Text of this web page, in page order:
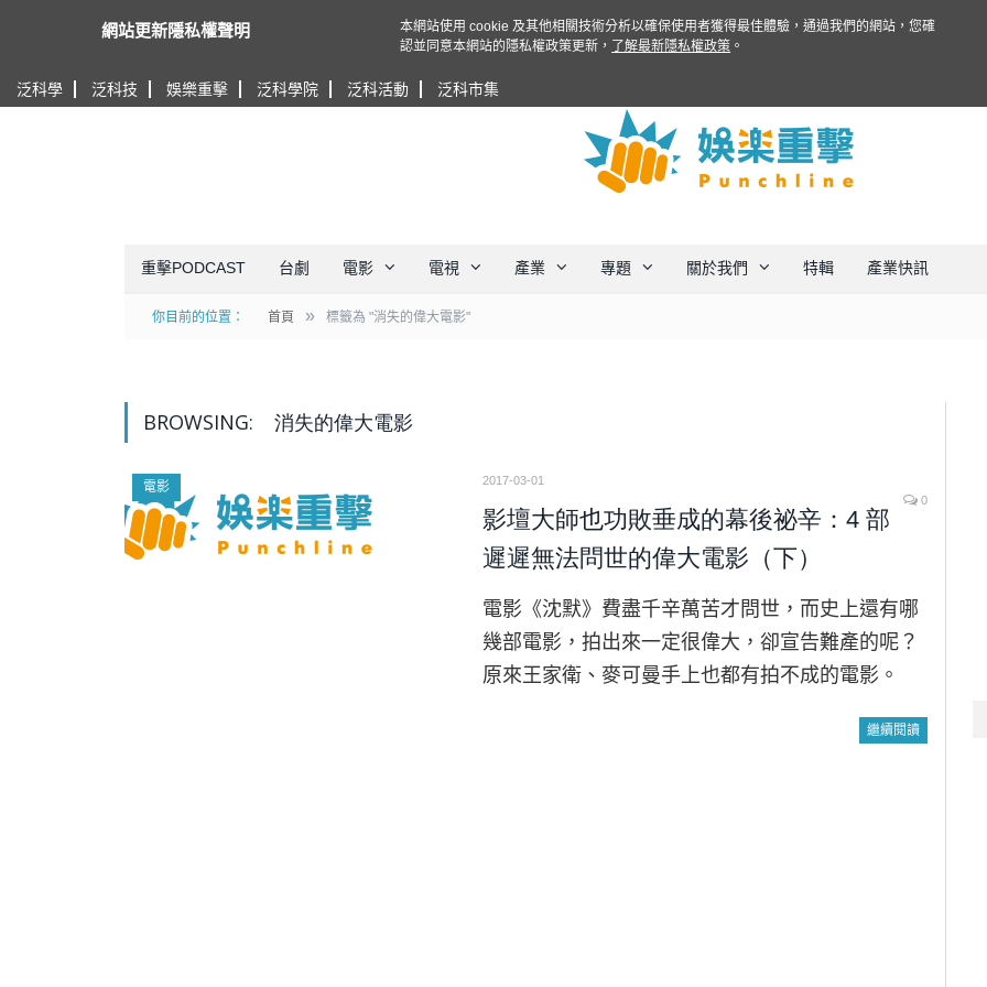
泛科學 泛科技 娛樂重擊 泛科學院 泛科活動 泛科市集
重擊PODCAST 台劇 電影 電視 產業 專題 關於我們 特輯 產業快訊
你目前的位置： 首頁 » 標籤為 "消失的偉大電影"
BROWSING: 消失的偉大電影
電影
2017-03-01
0
影壇大師也功敗垂成的幕後祕辛：4 部
遲遲無法問世的偉大電影（下）
電影《沈默》費盡千辛萬苦才問世，而史上還有哪
幾部電影，拍出來一定很偉大，卻宣告難產的呢？
原來王家衛、麥可曼手上也都有拍不成的電影。
繼續閱讀
網站更新隱私權聲明
本網站使用 cookie 及其他相關技術分析以確保使用者獲得最佳體驗，通過我們的網站，您確
認並同意本網站的隱私權政策更新，
了解最新隱私權政策 。